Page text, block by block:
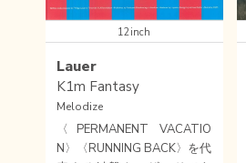
12inch
Lauer
K1m Fantasy
Melodize
〈PERMANENT VACATIO
N〉〈RUNNING BACK〉を代